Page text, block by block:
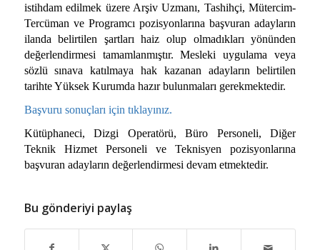
istihdam edilmek üzere Arşiv Uzmanı, Tashihçi, Mütercim-
Tercüman ve Programcı pozisyonlarına başvuran adayların
ilanda belirtilen şartları haiz olup olmadıkları yönünden
değerlendirmesi tamamlanmıştır. Mesleki uygulama veya
sözlü sınava katılmaya hak kazanan adayların belirtilen
tarihte Yüksek Kurumda hazır bulunmaları gerekmektedir.
Başvuru sonuçları için tıklayınız.
Kütüphaneci, Dizgi Operatörü, Büro Personeli, Diğer
Teknik Hizmet Personeli ve Teknisyenpozisyonlarına
başvuran adayların değerlendirmesi devam etmektedir.
Bu gönderiyi paylaş